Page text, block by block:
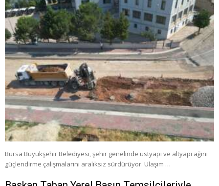
Bursa Büyükşehir Belediyesi, şehir genelinde üstyapı ve altyapı ağını
güçlendirme çalışmalarını aralıksız sürdürüyor. Ulaşım …